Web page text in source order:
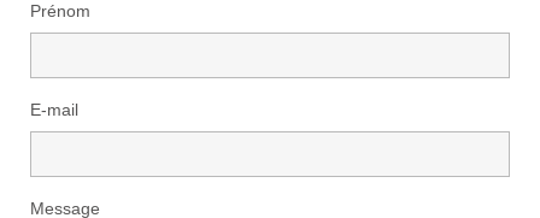
Prénom
E-mail
Message